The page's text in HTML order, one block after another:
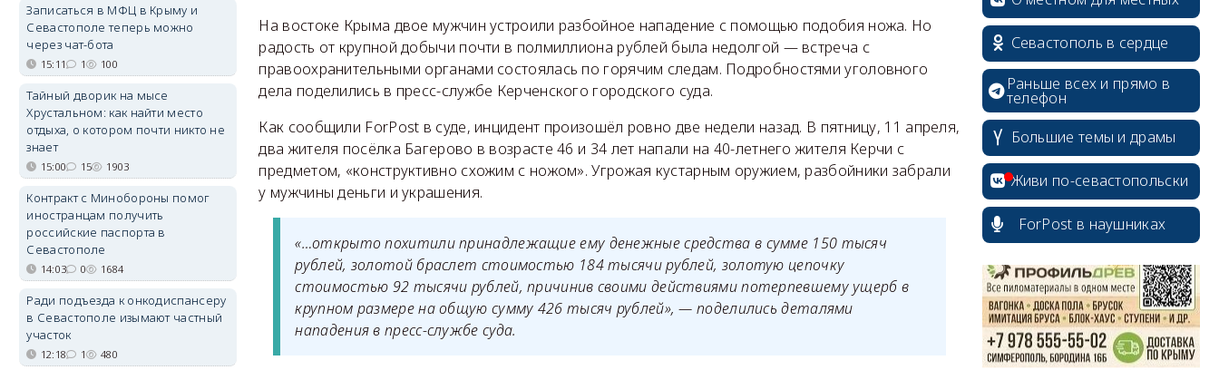
На востоке Крыма двое мужчин устроили разбойное нападение с помощью подобия ножа. Но
радость от крупной добычи почти в полмиллиона рублей была недолгой — встреча с
правоохранительными органами состоялась по горячим следам. Подробностями уголовного
дела поделились в пресс-службе Керченского городского суда.
Как сообщили ForPost в суде, инцидент произошёл ровно две недели назад. В пятницу, 11 апреля,
два жителя посёлка Багерово в возрасте 46 и 34 лет напали на 40-летнего жителя Керчи с
предметом, «конструктивно схожим с ножом». Угрожая кустарным оружием, разбойники забрали
у мужчины деньги и украшения.
«…открыто похитили принадлежащие ему денежные средства в сумме 150 тысяч
рублей, золотой браслет стоимостью 184 тысячи рублей, золотую цепочку
стоимостью 92 тысячи рублей, причинив своими действиями потерпевшему ущерб в
крупном размере на общую сумму 426 тысяч рублей», — поделились деталями
нападения в пресс-службе суда.
Записаться в МФЦ в Крыму и
Севастополе теперь можно
через чат-бота
15:11 1 100
Тайный дворик на мысе
Хрустальном: как найти место
отдыха, о котором почти никто не
знает
15:00 15 1903
Контракт с Минобороны помог
иностранцам получить
российские паспорта в
Севастополе
14:03 0 1684
Ради подъезда к онкодиспансеру
в Севастополе изымают частный
участок
12:18 1 480
Севастополь в сердце
Раньше всех и прямо в
телефон
Большие темы и драмы
Живи по-севастопольски
ForPost в наушниках
erid: 2SDnjcrDNw6
erid: 2SDnjdPjgYS